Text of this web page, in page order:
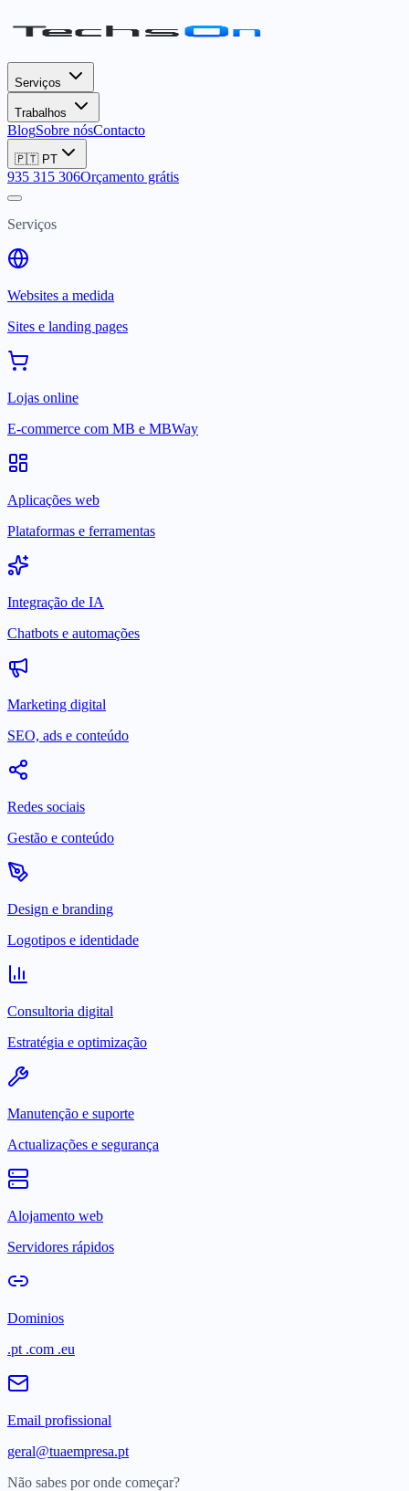
Serviços
Trabalhos
BlogSobre nósContacto
🇵🇹 PT
935 315 306Orçamento grátis
Serviços
Websites a medida
Sites e landing pages
Lojas online
E-commerce com MB e MBWay
Aplicações web
Plataformas e ferramentas
Integração de IA
Chatbots e automações
Marketing digital
SEO, ads e conteúdo
Redes sociais
Gestão e conteúdo
Design e branding
Logotipos e identidade
Consultoria digital
Estratégia e optimização
Manutenção e suporte
Actualizações e segurança
Alojamento web
Servidores rápidos
Dominios
.pt .com .eu
Email profissional
geral@tuaempresa.pt
Não sabes por onde começar?